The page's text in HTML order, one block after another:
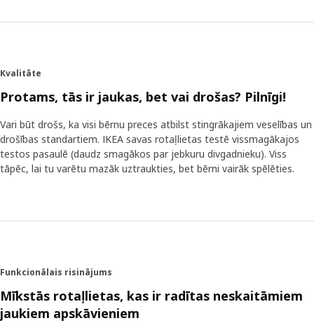
pirms preču laišanas tirgū, tas ir jāuztver nopietni.
sistematizēt savu darbu drošības jomā. Mēs ieviesām
Personiskāk un izteiksmīgāk
Starpgadījums ar lācīti kļuva par pamatu lēmumam vispār
Huldén) – dizainere, kura radījusi daudzas mīkstās
vieglāk variējamas." IKEA mīkstās rotaļlietas ir iemīļojuši
vecākiem var būt mierīga sirds, zinot, ka tās ir drošas.
Kvalitāte
Protams, tās ir jaukas, bet vai drošas? Pilnīgi!
Vari būt drošs, ka visi bērnu preces atbilst stingrākajiem veselības un
drošības standartiem. IKEA savas rotaļlietas testē vissmagākajos
testos pasaulē (daudz smagākos par jebkuru divgadnieku). Viss
tāpēc, lai tu varētu mazāk uztraukties, bet bērni vairāk spēlēties.
Funkcionālais risinājums
Mīkstās rotaļlietas, kas ir radītas neskaitāmiem
jaukiem apskāvieniem